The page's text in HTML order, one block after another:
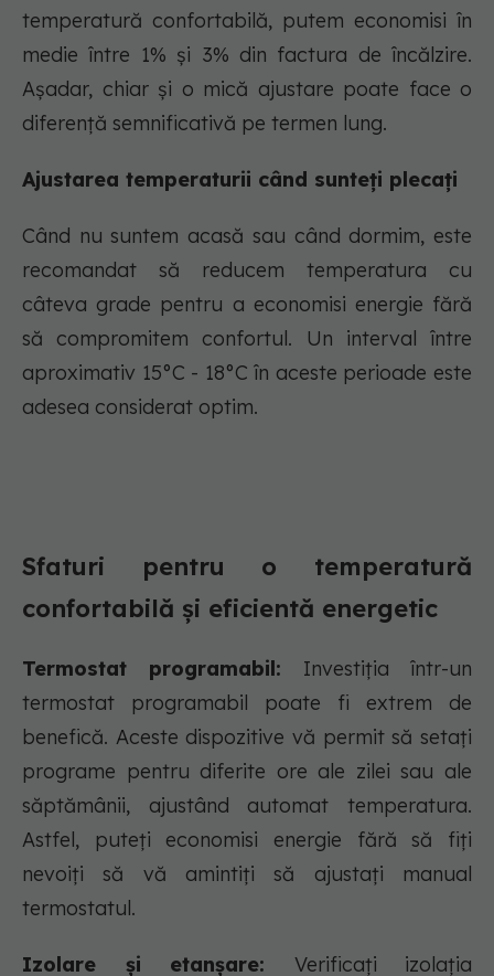
temperatură confortabilă, putem economisi în
medie între 1% și 3% din factura de încălzire.
Așadar, chiar și o mică ajustare poate face o
diferență semnificativă pe termen lung.
Ajustarea temperaturii când sunteți plecați
Când nu suntem acasă sau când dormim, este
recomandat să reducem temperatura cu
câteva grade pentru a economisi energie fără
să compromitem confortul. Un interval între
aproximativ 15°C - 18°C în aceste perioade este
adesea considerat optim.
Sfaturi pentru o temperatură
confortabilă și eficientă energetic
Termostat programabil: Investiția într-un
termostat programabil poate fi extrem de
benefică. Aceste dispozitive vă permit să setați
programe pentru diferite ore ale zilei sau ale
săptămânii, ajustând automat temperatura.
Astfel, puteți economisi energie fără să fiți
nevoiți să vă amintiți să ajustați manual
termostatul.
Izolare și etanșare: Verificați izolația